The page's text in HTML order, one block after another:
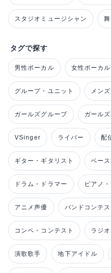
スタジオミュージシャン
タグで探す
男性ボーカル 女性ボーカル
グループ・ユニット メン
ガールズグループ ガール
VSinger ライバー 配
ギター・ギタリスト ベー
ドラム・ドラマー ピアノ
アニメ声優 バンドコンテス
コンペ・コンテスト ラジ
演歌歌手 地下アイドル